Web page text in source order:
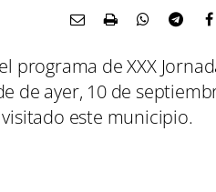
programa de XXX
de ayer, 10 de
este municipio.